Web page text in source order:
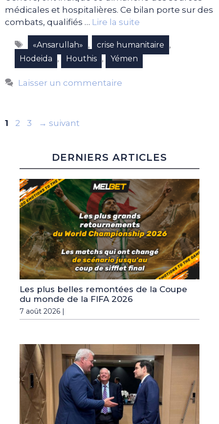
médicales et hospitalières. Ce bilan porte sur des
combats, qualifiés … Lire la suite
Étiquettes
«Ansarullah» , crise humanitaire ,
Hodeida , Houthis , Yémen
Laisser un commentaire
Page
1 Page
2 Page
3 → suivant
DERNIERS ARTICLES
Les plus belles remontées de la Coupe
du monde de la FIFA 2026
7 août 2026 |